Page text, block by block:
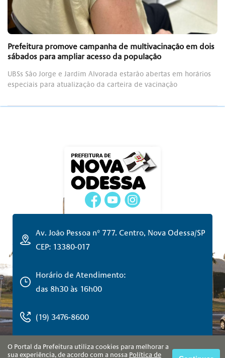
Prefeitura promove campanha de multivacinação em dois
sábados para ampliar acesso da população
UBSs São Jorge e Jardim Alvorada estarão abertas em horários
especiais para atualização da carteira de vacinação
Av. João Pessoa nº 777. Centro, Nova Odessa/SP
CEP: 13380-017
Horário de Atendimento:
das 8h30 às 16h00
(19) 3476-8600
O Portal da Prefeitura utiliza cookies para melhorar a
sua experiência, de acordo com a nossa Política de